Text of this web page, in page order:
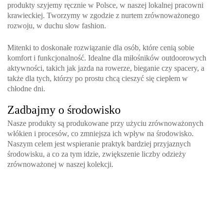
produkty szyjemy ręcznie w Polsce, w naszej lokalnej pracowni
krawieckiej. Tworzymy w zgodzie z nurtem zrównoważonego
rozwoju, w duchu slow fashion.
Mitenki to doskonałe rozwiązanie dla osób, które cenią sobie
komfort i funkcjonalność. Idealne dla miłośników outdoorowych
aktywności, takich jak jazda na rowerze, bieganie czy spacery, a
także dla tych, którzy po prostu chcą cieszyć się ciepłem w
chłodne dni.
Zadbajmy o środowisko
Nasze produkty są produkowane przy użyciu zrównoważonych
włókien i procesów, co zmniejsza ich wpływ na środowisko.
Naszym celem jest wspieranie praktyk bardziej przyjaznych
środowisku, a co za tym idzie, zwiększenie liczby odzieży
zrównoważonej w naszej kolekcji.